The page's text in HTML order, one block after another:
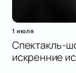
1 июля
Спектакль-
искренние